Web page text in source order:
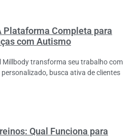
Plataforma Completa para
com Autismo
Millbody transforma seu trabalho com
busca ativa de clientes
Qual Funciona para